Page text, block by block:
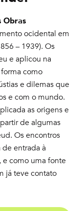
Obras
ocidental em
– 1939). Os
e aplicou na
como
e dilemas que
e com o mundo.
as origens e
de algumas
Os encontros
entrada à
e como uma fonte
já teve contato